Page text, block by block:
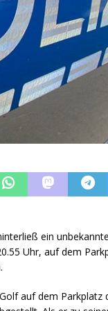
ein
Uhr, auf dem
auf dem Parkplatz